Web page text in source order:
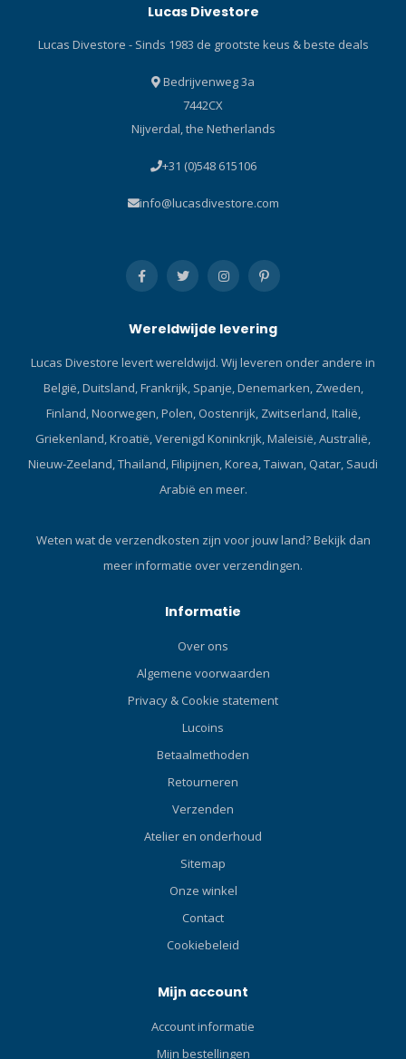
Lucas Divestore
Lucas Divestore - Sinds 1983 de grootste keus & beste deals
Bedrijvenweg 3a
7442CX
Nijverdal, the Netherlands
+31 (0)548 615106
info@lucasdivestore.com
Wereldwijde levering
Lucas Divestore levert wereldwijd. Wij leveren onder andere in
België, Duitsland, Frankrijk, Spanje, Denemarken, Zweden,
Finland, Noorwegen, Polen, Oostenrijk, Zwitserland, Italië,
Griekenland, Kroatië, Verenigd Koninkrijk, Maleisië, Australië,
Nieuw-Zeeland, Thailand, Filipijnen, Korea, Taiwan, Qatar, Saudi
Arabië en meer.
Weten wat de verzendkosten zijn voor jouw land?Bekijk dan
meer informatie over verzendingen.
Informatie
Over ons
Algemene voorwaarden
Privacy & Cookie statement
Lucoins
Betaalmethoden
Retourneren
Verzenden
Atelier en onderhoud
Sitemap
Onze winkel
Contact
Cookiebeleid
Mijn account
Account informatie
Mijn bestellingen